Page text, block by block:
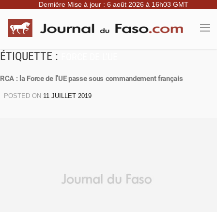
Dernière Mise à jour : 6 août 2026 à 16h03 GMT
ÉTIQUETTE :
RCA : la Force de l’UE passe sous commandement français
POSTED ON 11 JUILLET 2019